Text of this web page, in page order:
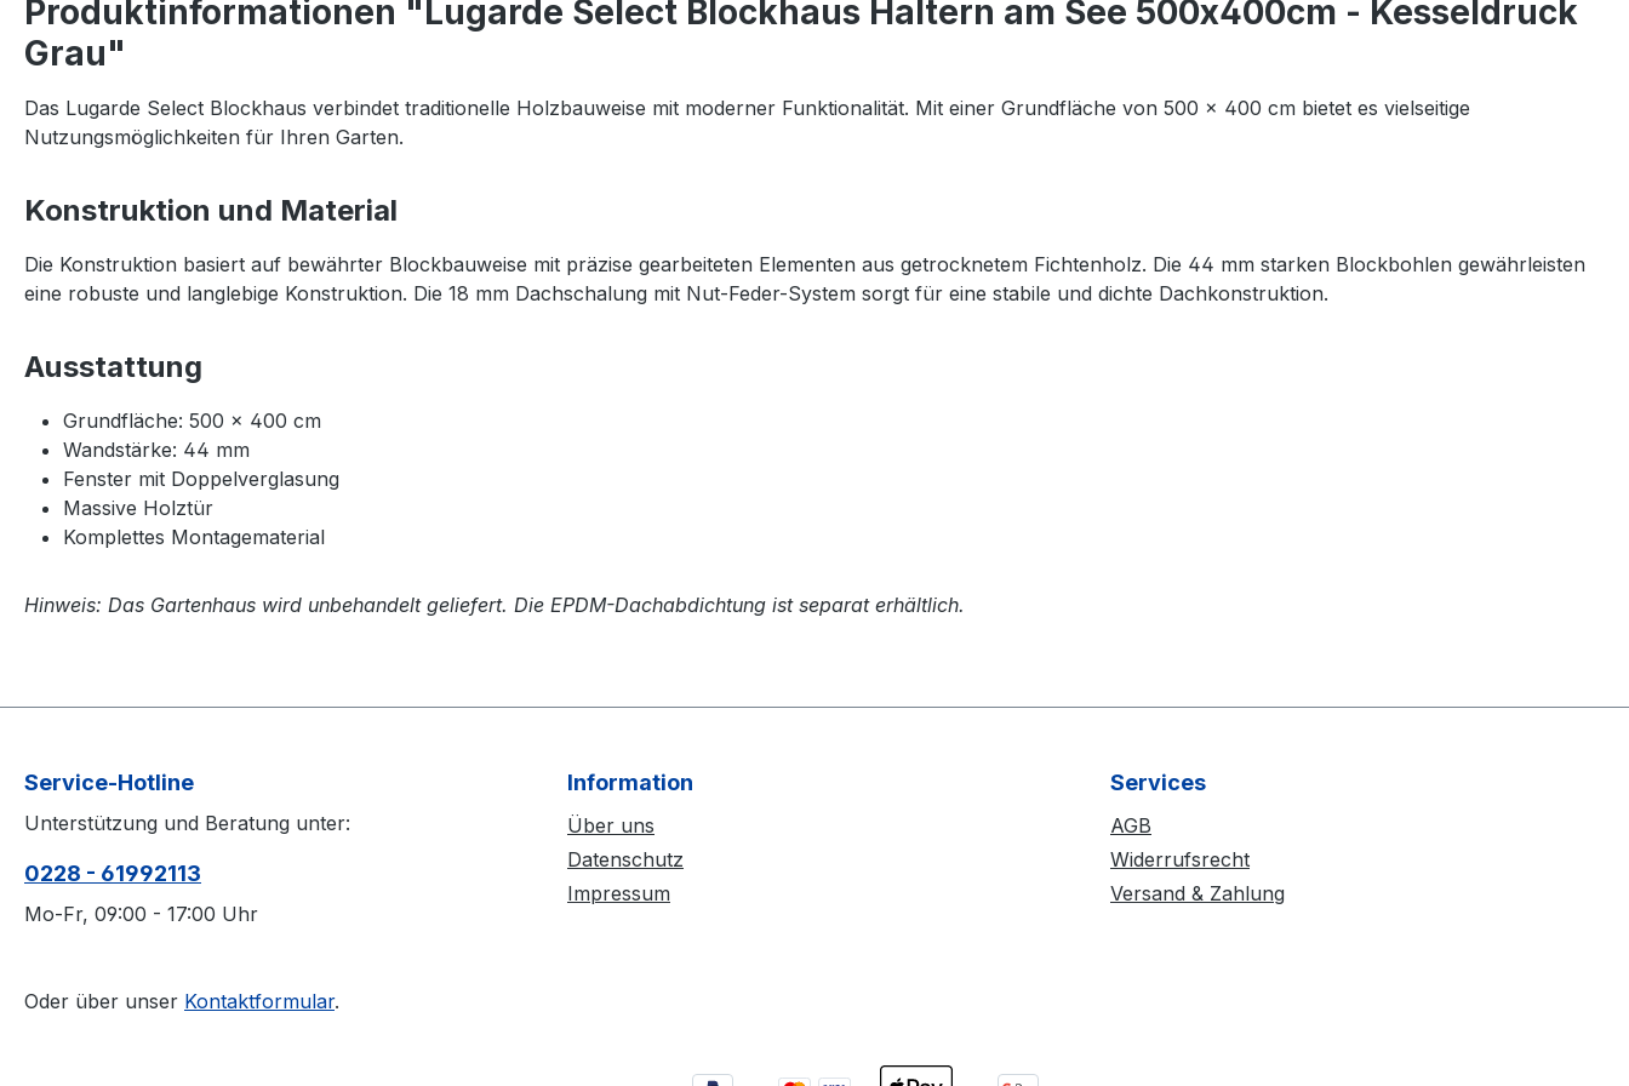
Produktinformationen "Lugarde Select Blockhaus Haltern am See 500x400cm - Kesseldruck
Grau"
Das Lugarde Select Blockhaus verbindet traditionelle Holzbauweise mit moderner Funktionalität. Mit einer Grundfläche von 500 × 400 cm bietet es vielseitige
Nutzungsmöglichkeiten für Ihren Garten.
Konstruktion und Material
Die Konstruktion basiert auf bewährter Blockbauweise mit präzise gearbeiteten Elementen aus getrocknetem Fichtenholz. Die 44 mm starken Blockbohlen gewährleisten
eine robuste und langlebige Konstruktion. Die 18 mm Dachschalung mit Nut-Feder-System sorgt für eine stabile und dichte Dachkonstruktion.
Ausstattung
Grundfläche: 500 × 400 cm
Wandstärke: 44 mm
Fenster mit Doppelverglasung
Massive Holztür
Komplettes Montagematerial
Hinweis: Das Gartenhaus wird unbehandelt geliefert. Die EPDM-Dachabdichtung ist separat erhältlich.
Service-Hotline
Unterstützung und Beratung unter:
0228 - 61992113
Mo-Fr, 09:00 - 17:00 Uhr
Oder über unser Kontaktformular.
Information
Über uns
Datenschutz
Impressum
Services
AGB
Widerrufsrecht
Versand & Zahlung